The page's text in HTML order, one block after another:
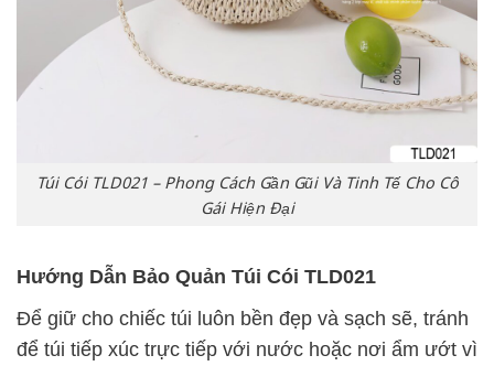
Túi Cói TLD021 – Phong Cách Gần Gũi Và Tinh Tế Cho Cô
Gái Hiện Đại
Hướng Dẫn Bảo Quản Túi Cói TLD021
Để giữ cho chiếc túi luôn bền đẹp và sạch sẽ, tránh
để túi tiếp xúc trực tiếp với nước hoặc nơi ẩm ướt vì